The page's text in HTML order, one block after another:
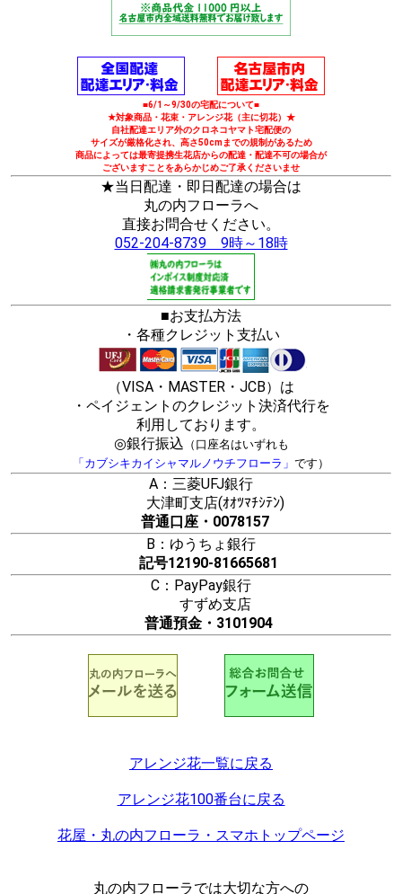
■6/1～9/30の宅配について■
★対象商品・花束・アレンジ花（主に切花）★
自社配達エリア外のクロネコヤマト宅配便の
サイズが厳格化され、高さ50cmまでの規制があるため
商品によっては最寄提携生花店からの配達・配達不可の場合が
ございますことをあらかじめご了承くださいませ
★当日配達・即日配達の場合は
丸の内フローラへ
直接お問合せください。
052-204-8739 9時～18時
■お支払方法
・各種クレジット支払い
（VISA・MASTER・JCB）は
・ペイジェントのクレジット決済代行を
利用しております。
◎銀行振込 （口座名はいずれも
「カブシキカイシャマルノウチフローラ」 です）
A：三菱UFJ銀行
大津町支店(ｵｵﾂﾏﾁｼﾃﾝ)
普通口座・0078157
B：ゆうちょ銀行
記号12190-81665681
C：PayPay銀行
すずめ支店
普通預金・3101904
アレンジ花一覧に戻る
アレンジ花100番台に戻る
花屋・丸の内フローラ・スマホトップページ
丸の内フローラでは大切な方への